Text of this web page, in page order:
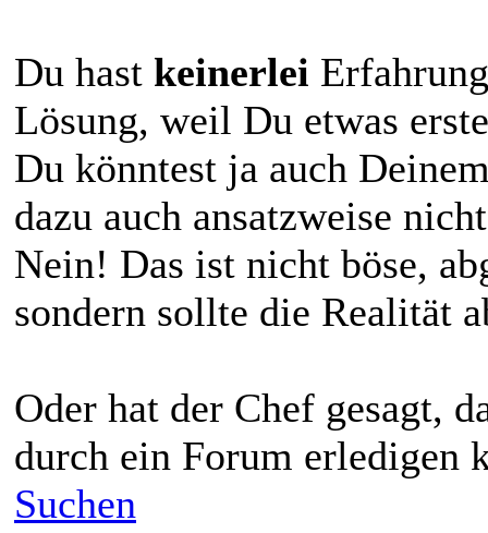
Du hast keinerlei
Lösung, weil Du etwas
Du könntest ja auch
dazu auch ansatzweise
Nein! Das ist nicht böse,
sondern sollte die Realität
Oder hat der Chef gesagt,
durch ein Forum erledigen
Suchen